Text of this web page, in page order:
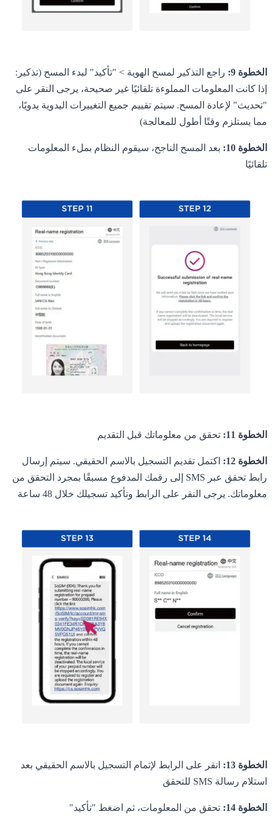
الخطوة 9:
راجع التذكير لمسح الهوية > "تأكيد" لبدء المسح (تذكير:
إذا كانت المعلومات المملوءة تلقائيًا غير صحيحة، يرجى النقر على
"تحديث" لإعادة المسح. سيتم تقييم جميع التغييرات اليدوية يدويًا،
مما يستلزم وقتًا أطول للمعالجة)
الخطوة 10:
بعد المسح الناجح، سيقوم النظام بملء المعلومات
تلقائيًا
الخطوة 11: تحقق من معلوماتك قبل التقديم
الخطوة 12:
اكتمل تقديم التسجيل بالاسم الحقيقي. سيتم إرسال
رابط تحقق عبر SMS إلى رقمك المدفوع مسبقًا بمجرد التحقق من
معلوماتك. يرجى النقر على الرابط وتأكيد تسجيلك خلال 48 ساعة
الخطوة 13:
انقر على الرابط لإتمام التسجيل بالاسم الحقيقي بعد
استلام رسالة SMS للتحقق
الخطوة 14: تحقق من المعلومات، ثم اضغط "تأكيد"